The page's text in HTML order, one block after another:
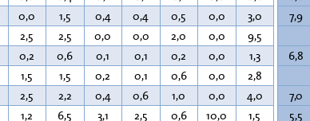
0,0 1,5 0,4 0,4 0,5 0,0 3,0 7,9
2,5 2,5 0,0 0,0 2,0 0,0 9,5
0,2 0,6 0,1 0,1 0,2 0,0 1,3 6,8
1,5 1,5 0,2 0,1 0,6 0,0 2,8
2,5 2,2 0,4 0,6 1,0 0,0 4,0 7,0
1,2 6,5 3,1 2,5 0,6 10,0 1,5 5,5